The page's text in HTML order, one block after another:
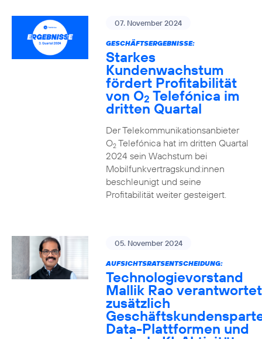
07. November 2024
GESCHÄFTSERGEBNISSE:
Starkes
Kundenwachstum
fördert Profitabilität
von O2 Telefónica im
dritten Quartal
Der Telekommunikationsanbieter
O2Telefónica hat im dritten Quartal
2024 sein Wachstum bei
Mobilfunkvertragskund:innen
beschleunigt und seine
Profitabilität weiter gesteigert.
05. November 2024
AUFSICHTSRATSENTSCHEIDUNG:
Technologievorstand
Mallik Rao verantwortet
zusätzlich
Data-Plattformen und